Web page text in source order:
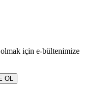
için e-bültenimize
OL